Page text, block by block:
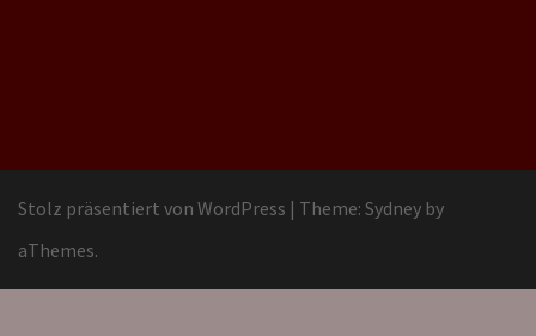
Stolz präsentiert von WordPress | Theme: Sydney by
aThemes.